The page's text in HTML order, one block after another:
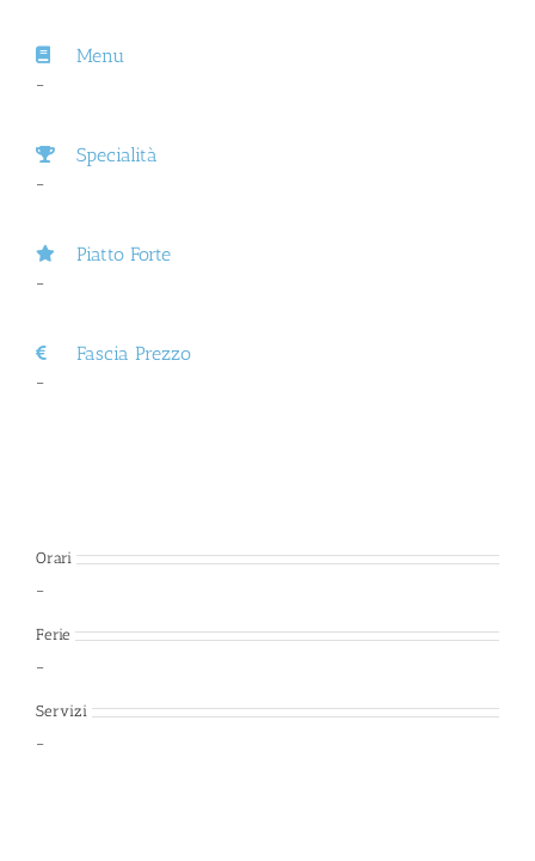
Menu
–
Specialità
–
Piatto Forte
–
Fascia Prezzo
–
Orari
–
Ferie
–
Servizi
–